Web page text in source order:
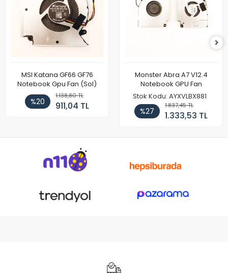
MSI Katana GF66 GF76
Notebook Gpu Fan (Sol)
%20
1.138,80 TL
911,04 TL
Monster Abra A7 V12.4
Notebook GPU Fan
Stok Kodu: AYXVLBX881
%27
1.837,45 TL
1.333,53 TL